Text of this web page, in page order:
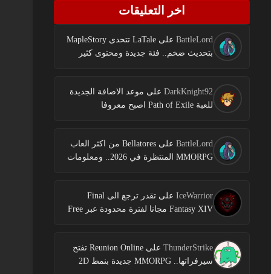
اخر التعليقات
BattleLord على
LaTale تتحدى MapleStory
بتحديث ضخم.. فئة جديدة ومحتوى كثير
DarkKnight92 على موعد الاضافة الجديدة
للعبة Path of Exile اصبح معروفا
BattleLord على
Bellatores من اكثر العاب
MMORPG المنتظرة في 2026.. ومعلومات
IceWarrior على
تقدر ترجع الى Final
Fantasy XIV مجانا لفترة محدودة عبر Free
ThunderStrike على
Reunion Online تفتح
سيرفراتها.. MMORPG جديدة بنمط 2D